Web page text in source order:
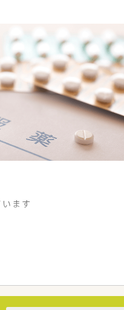
ます
舗を運営しています
しています
やすい環境が整備されて